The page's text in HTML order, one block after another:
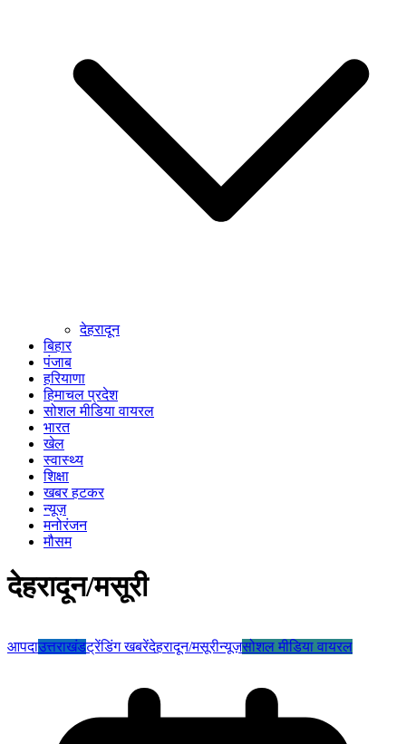
देहरादून
बिहार
पंजाब
हरियाणा
हिमाचल प्रदेश
सोशल मीडिया वायरल
भारत
खेल
स्वास्थ्य
शिक्षा
खबर हटकर
न्यूज़
मनोरंजन
मौसम
देहरादून/मसूरी
आपदाउत्तराखंडट्रेंडिंग खबरेंदेहरादून/मसूरीन्यूज़सोशल मीडिया वायरल